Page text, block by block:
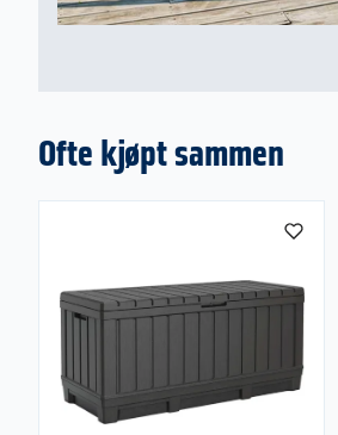
frostfritt.
Ofte kjøpt sammen